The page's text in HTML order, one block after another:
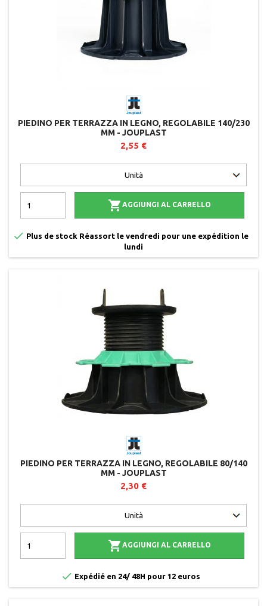
PIEDINO PER TERRAZZA IN LEGNO, REGOLABILE 140/230
MM - JOUPLAST
2,55 €
 AGGIUNGI AL CARRELLO
 Plus de stock Réassort le vendredi pour une expédition le
lundi
PIEDINO PER TERRAZZA IN LEGNO, REGOLABILE 80/140
MM - JOUPLAST
2,30 €
 AGGIUNGI AL CARRELLO
 Expédié en 24/ 48H pour 12 euros